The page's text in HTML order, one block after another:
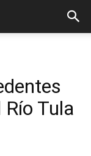
Río Tula